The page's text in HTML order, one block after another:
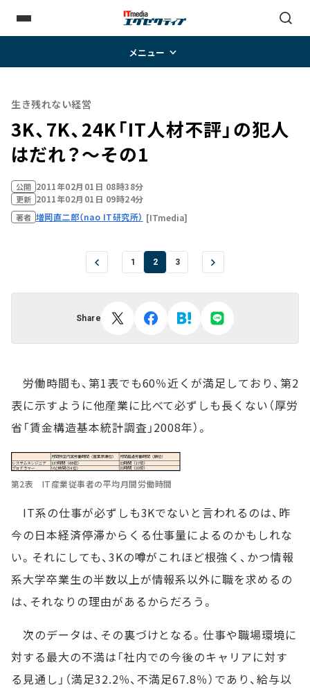
メニュー
生き残れない経営
3K、7K、24K「IT人材不評」の犯人
はだれ？～その1
公開 2011年02月01日 08時38分
更新 2011年02月01日 09時24分
著者 増岡直二郎（nao IT研究所） [ITmedia]
1 2 3
Share
労働時間も、第1表でも60％近くが満足しており、第2
表に示すように他産業に比べて必ずしも長くない（厚労
省「賃金構造基本統計調査」2008年）。
第2表 IT産業従事者の平均月間労働時間
IT系の仕事が必ずしも3Kでないと言われるのは、昨
今の日本経済停滞からくる仕事量によるのかもしれな
い。それにしても、3Kの噂がこれほど根強く、かつ情報
系大学卒業生の半数以上が情報系以外に職を求めるの
は、それなりの理由があるからだろう。
次のデータは、その裏づけとなる。仕事や職場環境に
対する最大の不満は「社内での今後のキャリアに対す
る見通し」（満足32.2％、不満足67.8％）であり、給与以